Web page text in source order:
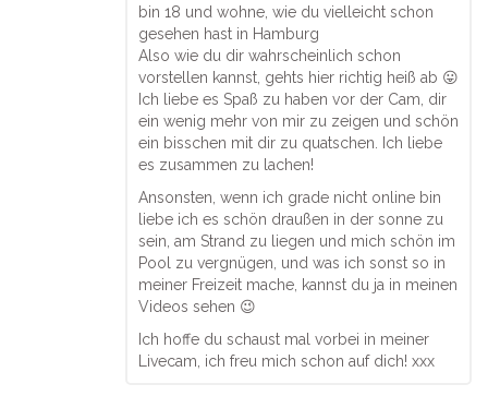
bin 18 und wohne, wie du vielleicht schon
gesehen hast in Hamburg
Also wie du dir wahrscheinlich schon
vorstellen kannst, gehts hier richtig heiß ab 😛
Ich liebe es Spaß zu haben vor der Cam, dir
ein wenig mehr von mir zu zeigen und schön
ein bisschen mit dir zu quatschen. Ich liebe
es zusammen zu lachen!
Ansonsten, wenn ich grade nicht online bin
liebe ich es schön draußen in der sonne zu
sein, am Strand zu liegen und mich schön im
Pool zu vergnügen, und was ich sonst so in
meiner Freizeit mache, kannst du ja in meinen
Videos sehen 😉
Ich hoffe du schaust mal vorbei in meiner
Livecam, ich freu mich schon auf dich! xxx